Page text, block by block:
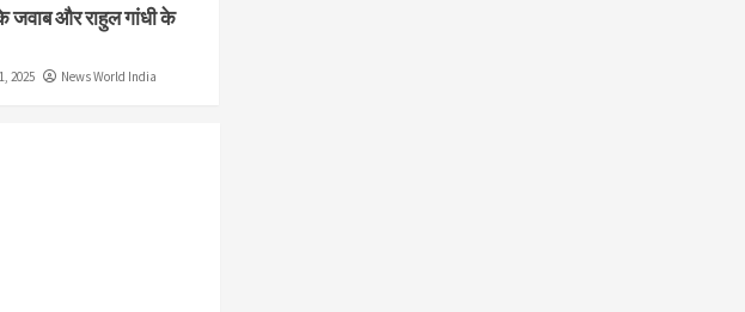
जवाब और राहुल गांधी के
2025 News World India